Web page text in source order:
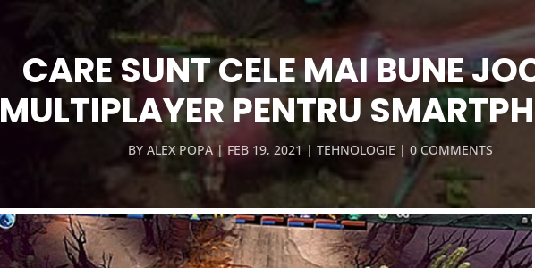
CARE SUNT CELE MAI BUNE
MULTIPLAYER PENTRU
BY ALEX POPA FEB 19, 2021 TEHNOLOGIE 0 COMMENTS